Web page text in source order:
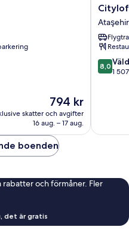
Priset
är
794 kr
794 kr
skatter och avgifter
16 aug. – 17 aug.
Cityloft
161
Ataşehir
Ataşehir
8.0
av
8,0
1
boenden
rabatter och förmåner. Fler
det är gratis